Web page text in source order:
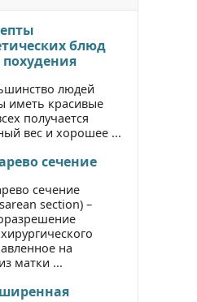
блюд
похудения
людей
иметь красивые
получается
вес и хорошее ...
сечение
сечение
section) –
на
матки ...